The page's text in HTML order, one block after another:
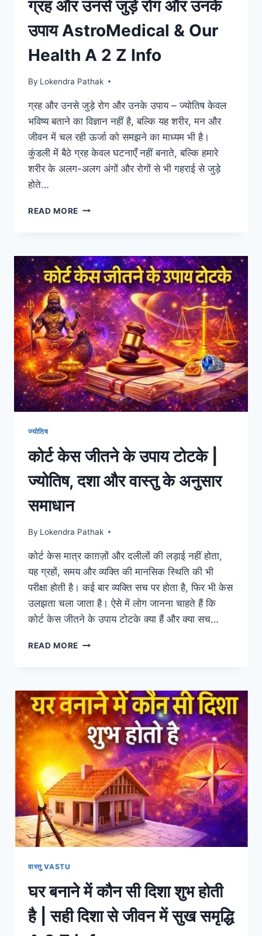
ग्रह और उनसे जुड़े रोग और उनके
उपाय AstroMedical & Our
Health A 2 Z Info
By Lokendra Pathak
ग्रह और उनसे जुड़े रोग और उनके उपाय – ज्योतिष केवल
भविष्य बताने का विज्ञान नहीं है, बल्कि यह शरीर, मन और
जीवन में चल रही ऊर्जा को समझने का माध्यम भी है।
कुंडली में बैठे ग्रह केवल घटनाएँ नहीं बनाते, बल्कि हमारे
शरीर के अलग-अलग अंगों और रोगों से भी गहराई से जुड़े
होते…
READ MORE ग्रह
रोग
और
उनके
उपाय
ASTROMEDICAL
&
OUR
HEALTH
A
2
Z
INFO
ज्योतिष
कोर्ट केस जीतने के उपाय टोटके |
ज्योतिष, दशा और वास्तु के अनुसार
समाधान
By Lokendra Pathak
कोर्ट केस मात्र काग़ज़ों और दलीलों की लड़ाई नहीं होता,
यह ग्रहों, समय और व्यक्ति की मानसिक स्थिति की भी
परीक्षा होती है। कई बार व्यक्ति सच पर होता है, फिर भी केस
उलझता चला जाता है। ऐसे में लोग जानना चाहते हैं कि
कोर्ट केस जीतने के उपाय टोटके क्या हैं और क्या सच…
READ MORE कोर्ट
उपाय
टोटके
|
ज्योतिष,
दशा
और
वास्तु
के
अनुसार
समाधान
वास्तु VASTU
घर बनाने में कौन सी दिशा शुभ होती
है | सही दिशा से जीवन में सुख समृद्धि